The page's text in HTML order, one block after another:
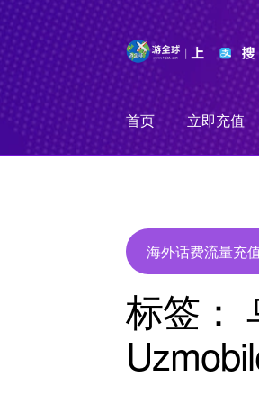
Skip
to
navigation
Skip
to
content
首页
立即充值
海外话费流量充
标签：